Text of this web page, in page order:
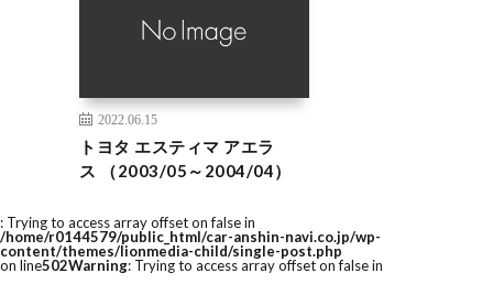
2022.06.15
トヨタ エスティマ アエラ
ス （2003/05～2004/04）
: Trying to access array offset on false in
/home/r0144579/public_html/car-anshin-navi.co.jp/wp-
content/themes/lionmedia-child/single-post.php
on line502Warning: Trying to access array offset on false in